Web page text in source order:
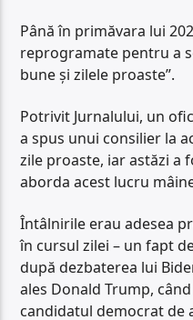
Până în primăvara lui
reprogramate pentru a
bune și zilele proaste”.
Potrivit Jurnalului, un
a spus unui consilier la
zile proaste, iar astăzi a
aborda acest lucru
Întâlnirile erau adesea
în cursul zilei – un fapt
după dezbaterea lui
ales Donald Trump,
candidatul democrat de